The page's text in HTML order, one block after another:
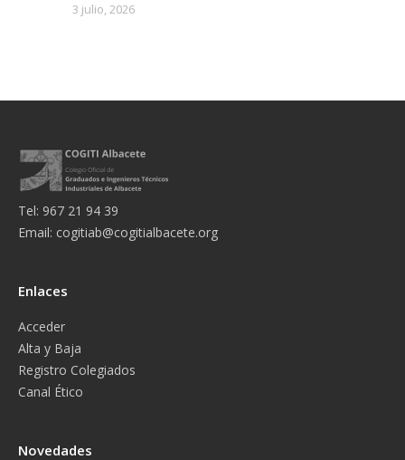
3 julio, 2026
Tel: 967 21 94 39
Email: cogitiab@cogitialbacete.org
Enlaces
Acceder
Alta y Baja
Registro Colegiados
Canal Ético
Novedades